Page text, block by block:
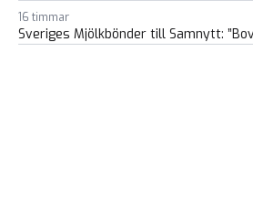
16 timmar
Sveriges Mjölkbönder till Samnytt: